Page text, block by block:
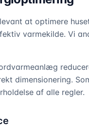
at optimere
varmekilde. Vi
dimensionering.
af alle regler.